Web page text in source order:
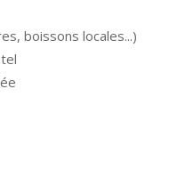
boissons locales...)